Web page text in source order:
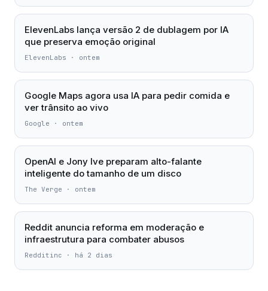
ElevenLabs lança versão 2 de dublagem por IA
que preserva emoção original
ElevenLabs · ontem
Google Maps agora usa IA para pedir comida e
ver trânsito ao vivo
Google · ontem
OpenAI e Jony Ive preparam alto-falante
inteligente do tamanho de um disco
The Verge · ontem
Reddit anuncia reforma em moderação e
infraestrutura para combater abusos
Redditinc · há 2 dias